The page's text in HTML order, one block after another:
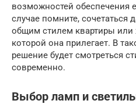
возможностей обеспечения
случае помните, сочетаться
общим стилем квартиры или
которой она прилегает. В
решение будет смотреться
современно.
Выбор ламп и